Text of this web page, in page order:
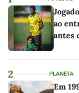
ao
antes
2 PLANETA
Em